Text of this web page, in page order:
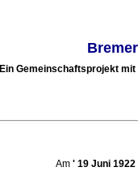
Ein Gemeinschaftsprojekt
Am ' 19 Juni 1922